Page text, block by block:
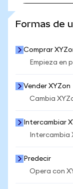
Formas de
Comprar
Empieza en
Vender XYZon
Cambia
Intercambiar
Intercambia
Predecir
Opera con